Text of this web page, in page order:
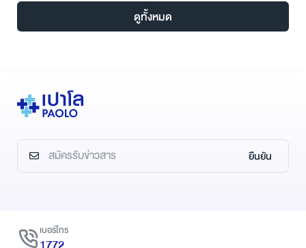
สถานการณ์นั้นเพียงลำพัง หรือ
ดูทั้งหมด
ยืนยัน
เบอร์โทร